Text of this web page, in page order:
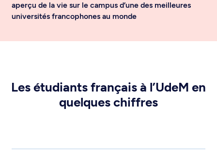
aperçu de la vie sur le campus d’une des meilleures
universités francophones au monde
Les étudiants français à l’UdeM en
quelques chiffres